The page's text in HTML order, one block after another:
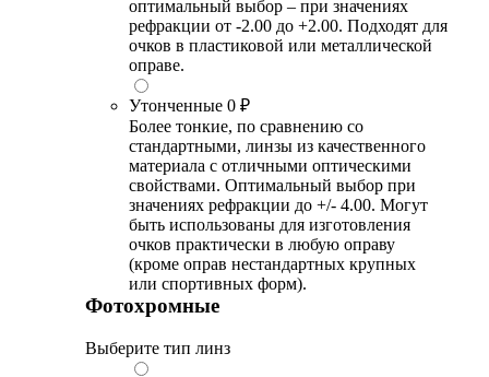
оптимальный выбор – при значениях
рефракции от -2.00 до +2.00. Подходят для
очков в пластиковой или металлической
оправе.
Утонченные 0 ₽
Более тонкие, по сравнению со
стандартными, линзы из качественного
материала с отличными оптическими
свойствами. Оптимальный выбор при
значениях рефракции до +/- 4.00. Могут
быть использованы для изготовления
очков практически в любую оправу
(кроме оправ нестандартных крупных
или спортивных форм).
Фотохромные
Выберите тип линз